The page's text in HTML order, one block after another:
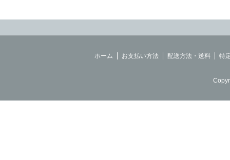
ホーム お支払い方法 配送方法・送料 特